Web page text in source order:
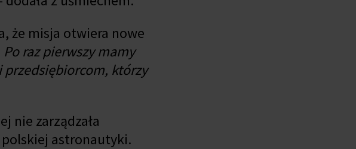
że misja otwiera nowe
raz pierwszy mamy
którzy
nie zarządzała
astronautyki.